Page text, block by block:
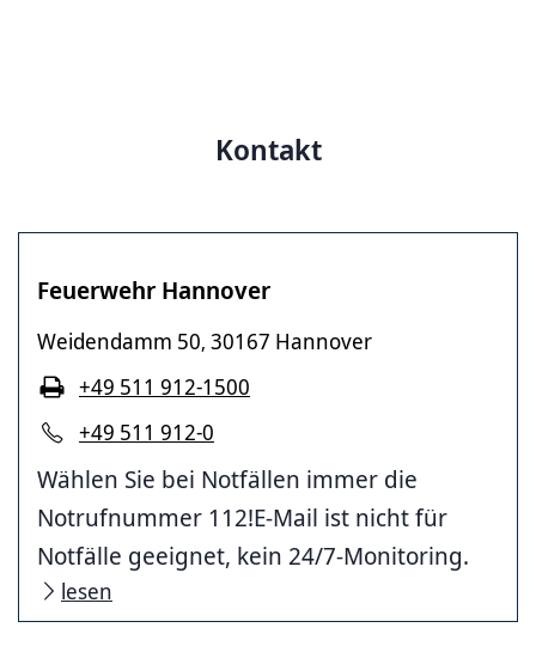
Kontakt
Feuerwehr Hannover
Weidendamm 50, 30167 Hannover
+49 511 912-0
+49 511 912-1500
Wählen Sie bei Notfällen immer die
Notrufnummer 112!E-Mail ist nicht für
Notfälle geeignet, kein 24/7-Monitoring.
lesen